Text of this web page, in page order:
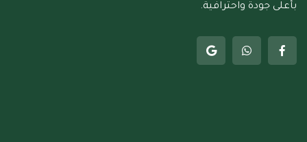
بأعلى جودة واحترافية.